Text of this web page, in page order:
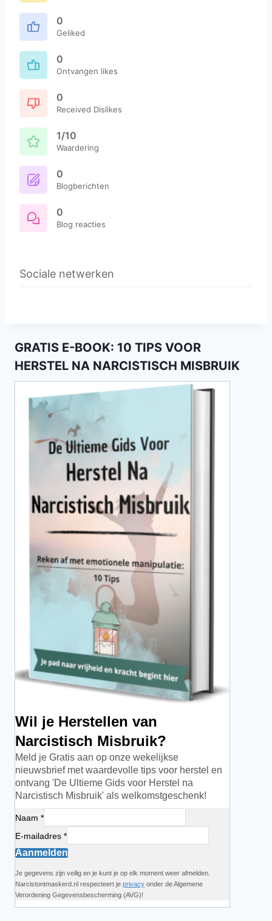
0
Geliked
0
Ontvangen likes
0
Received Dislikes
1/10
Waardering
0
Blogberichten
0
Blog reacties
Sociale netwerken
GRATIS E-BOOK: 10 TIPS VOOR
HERSTEL NA NARCISTISCH MISBRUIK
Wil je Herstellen van
Narcistisch Misbruik?
Meld je Gratis aan op onze wekelijkse
nieuwsbrief met waardevolle tips voor herstel en
ontvang 'De Ultieme Gids voor Herstel na
Narcistisch Misbruik' als welkomstgeschenk!
Naam *
E-mailadres *
Aanmelden
Je gegevens zijn veilig en je kunt je op elk moment weer afmelden.
Narcistontmaskerd.nl respecteert je privacy onder de Algemene
Verordening Gegevensbescherming (AVG)!